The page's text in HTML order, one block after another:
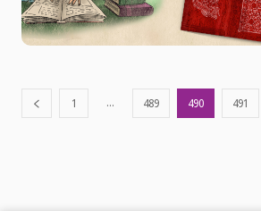
1 ... 489 490 491